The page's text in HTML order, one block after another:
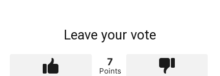
Leave your vote
7
Points